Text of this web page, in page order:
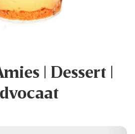
| Dessert |